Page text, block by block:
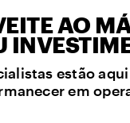
AO
estão
em